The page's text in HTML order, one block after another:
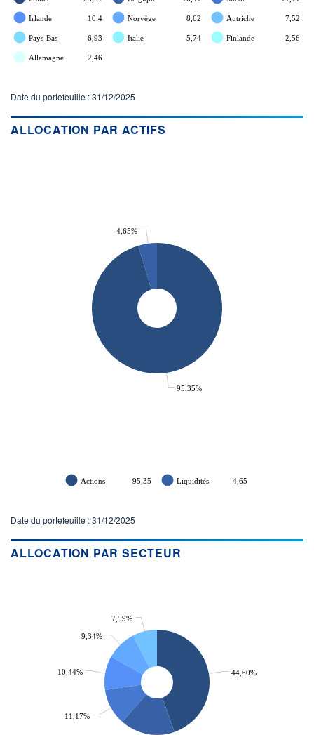
Irlande 10,4 Norvège 8,62 Autriche 7,52
Pays-Bas 6,93 Italie 5,74 Finlande 2,56
Allemagne 2,46
Date du portefeuille : 31/12/2025
ALLOCATION PAR ACTIFS
95,35%
4,65%
Actions 95,35 Liquidités 4,65
Date du portefeuille : 31/12/2025
ALLOCATION PAR SECTEUR
44,60%
11,17%
10,44%
9,34%
7,59%